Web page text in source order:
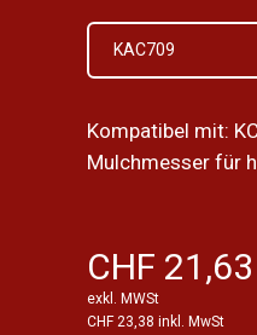
KAC709
Kompatibel mit:
Mulchmesser für
CHF 21,63
exkl. MWSt
CHF 23,38 inkl. MwSt